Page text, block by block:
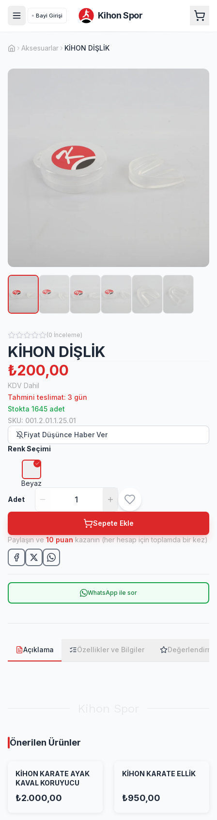
Bayi Girişi Kihon Spor
Aksesuarlar KİHON DİŞLİK
(0 İnceleme)
KİHON DİŞLİK
₺200,00
KDV Dahil
Tahmini teslimat: 3 gün
Stokta 1645 adet
SKU: 001.2.01.1.25.01
Fiyat Düşünce Haber Ver
Renk Seçimi
Beyaz
Adet
Sepete Ekle
Paylaşın ve10puankazanın (her hesap için toplamda bir kez)
WhatsApp ile sor
Açıklama Özellikler ve Bilgiler
Önerilen Ürünler
KİHON KARATE AYAK
KAVAL KORUYUCU
₺2.000,00
KİHON KARATE ELLİK
₺950,00